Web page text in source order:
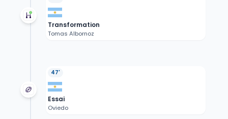
Transformation
Tomas Albornoz
47'
Essai
Oviedo